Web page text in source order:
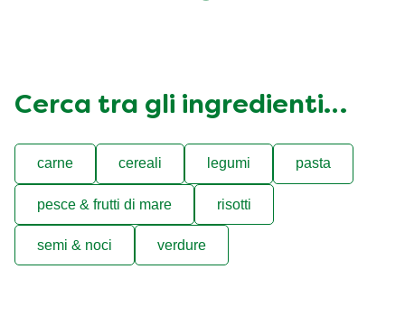
Cerca tra gli ingredienti…
carne cereali legumi pasta
pesce & frutti di mare risotti
semi & noci verdure